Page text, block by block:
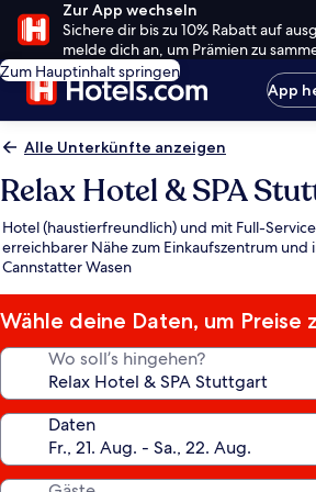
Zur App wechseln
Sichere dir bis zu 10% Rabatt auf
melde dich an, um Prämien zu
Zum Hauptinhalt springen
App
Alle Unterkünfte anzeigen
Relax Hotel & SPA
Hotel (haustierfreundlich) und mit Full-
erreichbarer Nähe zum Einkaufszentrum und
Cannstatter Wasen
Wähle deine Daten, um Preise
Wo soll’s hingehen?
Daten